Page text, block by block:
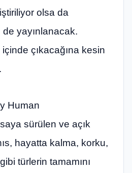
olsa da
yayınlanacak.
içinde çıkacağına kesin
Human
sürülen ve açık
hayatta kalma, korku,
türlerin tamamını